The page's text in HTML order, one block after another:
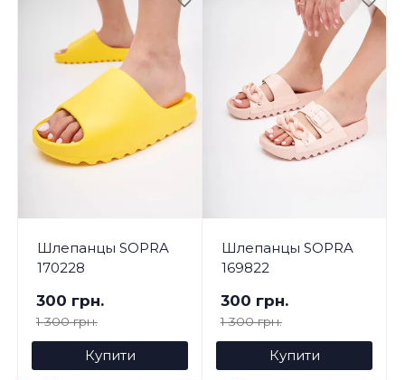
Шлепанцы SOPRA
170228
300 грн.
1 300 грн.
Купити
Шлепанцы SOPRA
169822
300 грн.
1 300 грн.
Купити